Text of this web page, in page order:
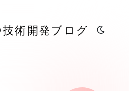
技術開発ブログ